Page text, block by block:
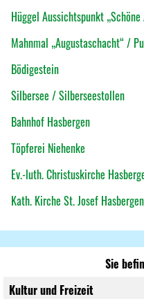
Hüggel Aussichtspunkt
Mahnmal „Augustaschacht“ /
Bödigestein
Silbersee / Silberseestollen
Bahnhof Hasbergen
Töpferei Niehenke
Ev.-luth. Christuskirche
Kath. Kirche St. Josef Hasbergen
Sie
Kultur und Freizeit